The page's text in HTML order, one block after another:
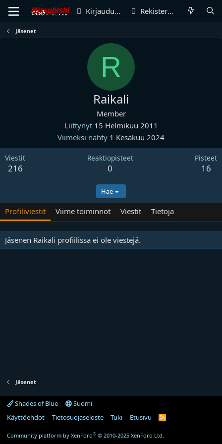
Kirjaudu sisään Rekisteröidy
Jäsenet
R
Raikali
Member
Liittynyt 15 Helmikuu 2011
Viimeksi nähty 1 Kesäkuu 2024
Viestit
216
Reaktiopisteet
0
Pisteet
16
Hae
Profiliviestit Viime toiminnot Viestit Tietoja
Jäsenen Raikali profiilissa ei ole viestejä.
Jäsenet
Shades of Blue
Suomi
Käyttöehdot
Tietosuojaseloste Tuki Etusivu
R
Community platform by XenForo® © 2010-2025 XenForo Ltd.